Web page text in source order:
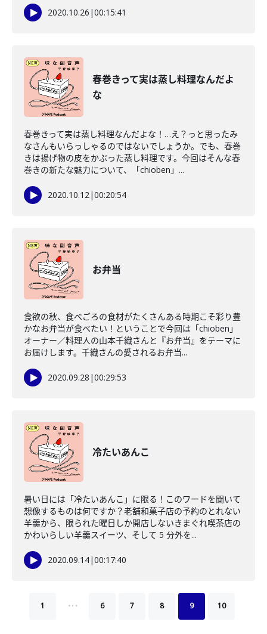
2020.10.26 |00:15:41
春巻きって実は蒸し料理なんだよ
な
春巻きって実は蒸し料理なんだよな！…え？っと思ったみ
なさんもいらっしゃるのではないでしょうか。でも、春巻
きは揚げ物の皮をかぶった蒸し料理です。今回はそんな春
巻きの新たな魅力について、「chioben」...
2020.10.12|00:20:54
お弁当
食欲の秋、食べごろの食材がたくさんある時期こそ彩り豊
かなお弁当が食べたい！ということで今回は「chioben」
オーナー／料理人の山本千織さんと『お弁当』をテーマに
お届けします。千織さんの愛されるお弁当...
2020.09.28 |00:29:53
冷たいあんこ
暑い日には「冷たいあんこ」に限る！このワードを聞いて
想像するものは何ですか？老舗和菓子店の予約のとれない
羊羹から、限られた曜日しか開店しないきまぐれ喫茶店の
かわいらしい羊羹スイーツ、そして 5 分外を...
2020.09.14|00:17:40
1 … 6 7 8 9 10